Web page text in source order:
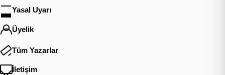
Yasal Uyarı
Üyelik
Tüm Yazarlar
İletişim